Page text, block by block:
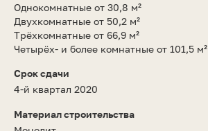
Однокомнатные от 30,8 м²
Двухкомнатные от 50,2 м²
Трёхкомнатные от 66,9 м²
Четырёх- и более комнатные от 101,5 м²
Срок сдачи
4-й квартал 2020
Материал строительства